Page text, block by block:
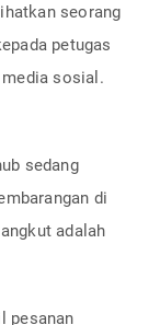
seorang
petugas
sosial.
sedang
di
adalah
pesanan